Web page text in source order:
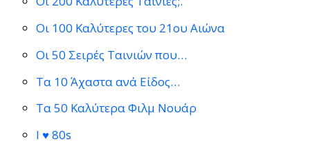
Οι 100 Καλύτερες του 21ου Αιώνα
Οι 50 Σειρές Ταινιών που…
Τα 10 Άχαστα ανά Είδος…
Τα 50 Καλύτερα Φιλμ Νουάρ
I ♥ 80s